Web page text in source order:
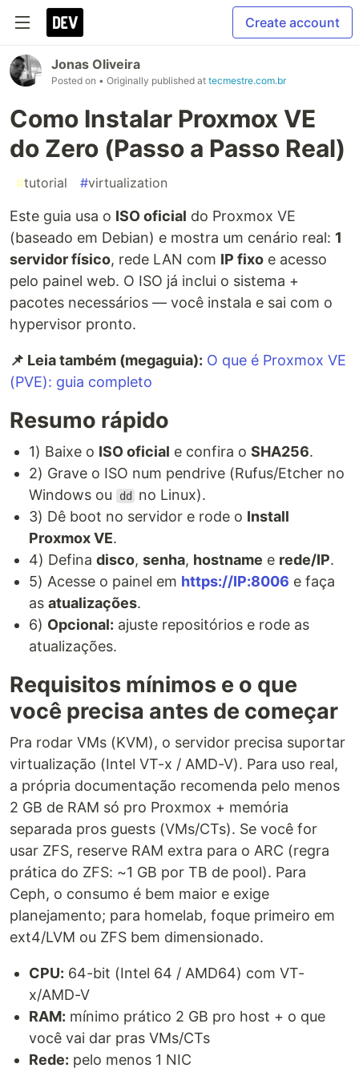
Create account
Jonas Oliveira
Posted on • Originally published at tecmestre.com.br
Como Instalar Proxmox VE
do Zero (Passo a Passo Real)
#tutorial #virtualization
Este guia usa o ISO oficial do Proxmox VE
(baseado em Debian) e mostra um cenário real: 1
servidor físico, rede LAN com IP fixo e acesso
pelo painel web. O ISO já inclui o sistema +
pacotes necessários — você instala e sai com o
hypervisor pronto.
📌 Leia também (megaguia): O que é Proxmox VE
(PVE): guia completo
Resumo rápido
1) Baixe o ISO oficial e confira o SHA256.
2) Grave o ISO num pendrive (Rufus/Etcher no
Windows ou
dd
no Linux).
3) Dê boot no servidor e rode o Install
Proxmox VE.
4) Defina disco, senha, hostname e rede/IP.
5) Acesse o painel em https://IP:8006 e faça
as atualizações.
6) Opcional: ajuste repositórios e rode as
atualizações.
Requisitos mínimos e o que
você precisa antes de começar
Pra rodar VMs (KVM), o servidor precisa suportar
virtualização (Intel VT-x / AMD-V). Para uso real,
a própria documentação recomenda pelo menos
2 GB de RAM só pro Proxmox + memória
separada pros guests (VMs/CTs). Se você for
usar ZFS, reserve RAM extra para o ARC (regra
prática do ZFS: ~1 GB por TB de pool). Para
Ceph, o consumo é bem maior e exige
planejamento; para homelab, foque primeiro em
ext4/LVM ou ZFS bem dimensionado.
CPU: 64-bit (Intel 64 / AMD64) com VT-
x/AMD-V
RAM: mínimo prático 2 GB pro host + o que
você vai dar pras VMs/CTs
Rede: pelo menos 1 NIC